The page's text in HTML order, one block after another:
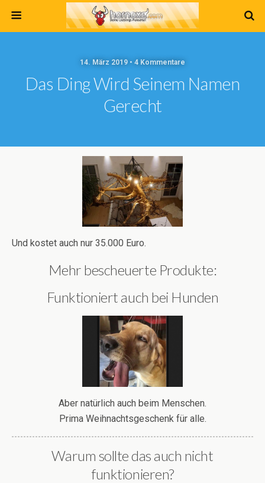
14. März 2019 • 4 Kommentare
Das Ding Wird Seinem Namen
Gerecht
Und kostet auch nur 35.000 Euro.
Mehr bescheuerte Produkte:
Funktioniert auch bei Hunden
Aber natürlich auch beim Menschen.
Prima Weihnachtsgeschenk für alle.
Warum sollte das auch nicht
funktionieren?